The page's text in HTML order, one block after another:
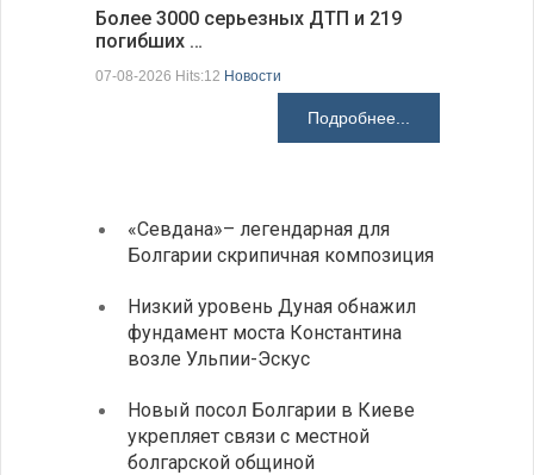
Более 3000 серьезных ДТП и 219
погибших …
07-08-2026 Hits:12 Новости
Подробнее...
«Севдана»– легендарная для
Болгарии скрипичная композиция
Низкий уровень Дуная обнажил
фундамент моста Константина
возле Ульпии-Эскус
Новый посол Болгарии в Киеве
укрепляет связи с местной
болгарской общиной